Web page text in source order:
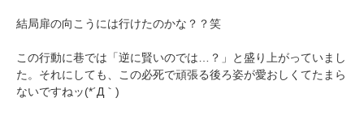
結局扉の向こうには行けたのかな？？笑
この行動に巷では「逆に賢いのでは…？」と盛り上がっていまし
た。それにしても、この必死で頑張る後ろ姿が愛おしくてたまら
ないですねッ(*´Д｀)